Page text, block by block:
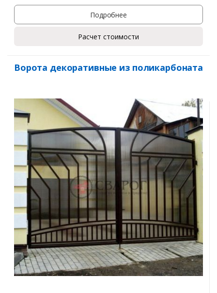
Подробнее
Расчет стоимости
Ворота декоративные из поликарбоната